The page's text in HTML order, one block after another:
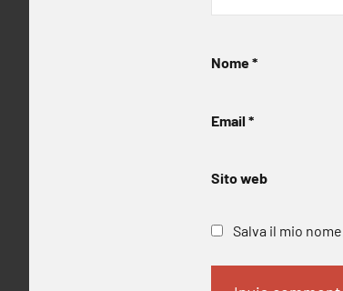
Nome*
Email *
Sito web
Salva il mio